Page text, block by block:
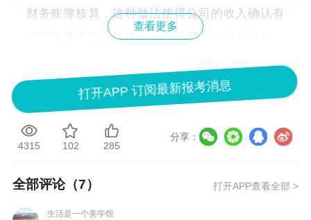
财务账簿核算，这种做法使得公司的收入确认有
了完整且准确的依据。尽管使用个人账户收款，
性和真实性，符合会计准则中对收入计量和记录
的要求。
相比之下，若公司仅将个人银行账户收款简单记
比如未在商品或服务控制权转移时确认收入，或
者收入金额计量不准确，那么就可能导致收入确
查看更多
打开APP 订阅最新报考消息
4315 102 285
分享：
全部评论（7） 打开APP查看全部 >
生活是一个美学馆